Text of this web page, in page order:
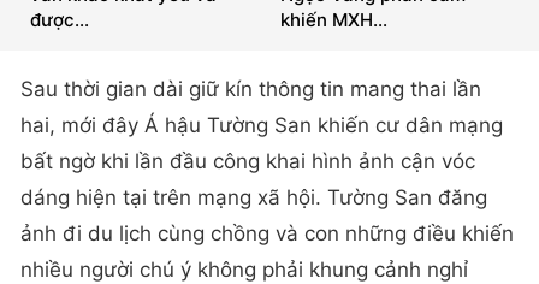
khiến MXH...
được...
Sau thời gian dài giữ kín thông tin mang thai lần
hai, mới đây Á hậu Tường San khiến cư dân mạng
bất ngờ khi lần đầu công khai hình ảnh cận vóc
dáng hiện tại trên mạng xã hội. Tường San đăng
ảnh đi du lịch cùng chồng và con những điều khiến
nhiều người chú ý không phải khung cảnh nghỉ